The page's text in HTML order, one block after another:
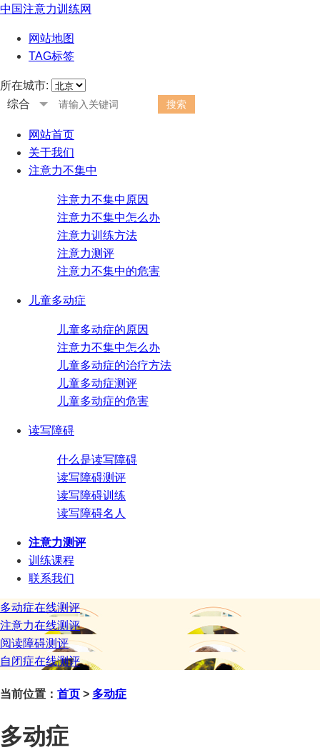
中国注意力训练网
网站地图
TAG标签
所在城市:
综合
网站首页
关于我们
注意力不集中
注意力不集中原因
注意力不集中怎么办
注意力训练方法
注意力测评
注意力不集中的危害
儿童多动症
儿童多动症的原因
注意力不集中怎么办
儿童多动症的治疗方法
儿童多动症测评
儿童多动症的危害
读写障碍
什么是读写障碍
读写障碍测评
读写障碍训练
读写障碍名人
注意力测评
训练课程
联系我们
多动症在线测评
注意力在线测评
阅读障碍测评
自闭症在线测评
当前位置： 首页 > 多动症
多动症